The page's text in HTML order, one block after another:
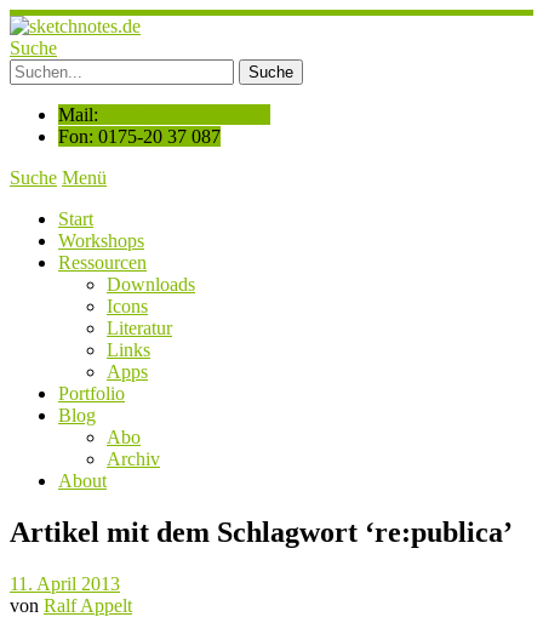
Suche
Mail:
Fon: 0175-20 37 087
Suche Menü
Start
Workshops
Ressourcen
Downloads
Icons
Literatur
Links
Apps
Portfolio
Blog
Abo
Archiv
About
Artikel mit dem Schlagwort ‘re:publica’
11. April 2013
von Ralf Appelt